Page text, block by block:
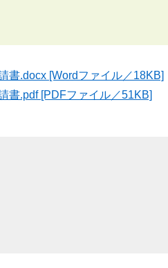
書.docx [Wordファイル／18KB]
書.pdf [PDFファイル／51KB]